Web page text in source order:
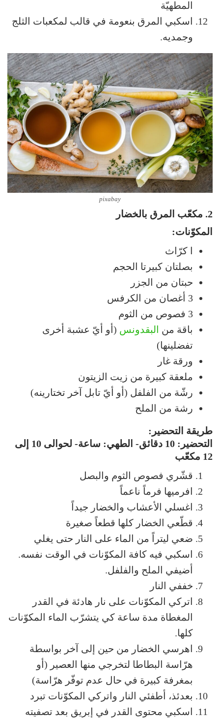
المطهيّة
اسكبي المرق بنعومة في قالب لمكعبات الثلج
وجمديه.
pixabay
2. مكعّب المرق بالخضار
المكوّنات:
ا كرّاث
بصلتان كبيرتا الحجم
حبتان من الجزر
3 أغصان من الكرفس
3 فصوص من الثوم
باقة من البقدونس (أو أيّ عشبة أخرى
تفضلينها)
ورقة غار
ملعقة كبيرة من زيت الزيتون
رشّة من الفلفل (أو أيّ تابل آخر تختارينه)
رشة من الملح
طريقة التحضير:
التحضير: 10 دقائق- الطهي: ساعة- لحوالى 10 إلى
12 مكعّب
قشّري فصوص الثوم والبصل
افرميها فرماً ناعماً
اغسلي الأعشاب والخضار جيداً
قطّعي الخضار كلها قطعاً صغيرة
ضعي ليتراً من الماء على النار حتى يغلي
اسكبي فيه كافة المكوّنات في الوقت نفسه.
أضيفي الملح والفلفل.
خففي النار
اتركي المكوّنات على نار هادئة في القدر
المغطاة مدة ساعة كي يتشرّب الماء المكوّنات
كلها.
اهرسي الخضار من حين إلى آخر بواسطة
هرّاسة البطاطا لتخرجي منها العصير (أو
بمغرفة كبيرة في حال عدم توفّر هرّاسة)
بعدئذ، أطفئي النار واتركي المكوّنات تبرد
اسكبي محتوى القدر في إبريق بعد تصفيته